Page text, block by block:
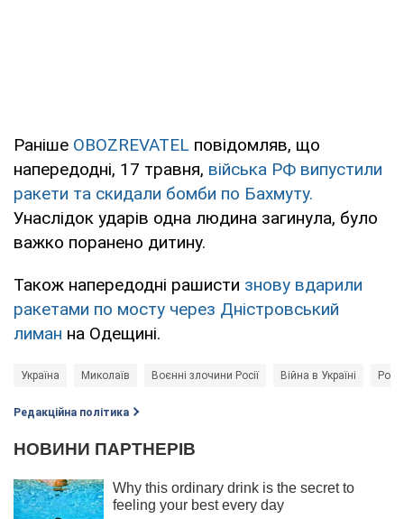
Раніше OBOZREVATEL повідомляв, що
напередодні, 17 травня, війська РФ випустили
ракети та скидали бомби по Бахмуту.
Унаслідок ударів одна людина загинула, було
важко поранено дитину.
Також напередодні рашисти знову вдарили
ракетами по мосту через Дністровський
лиман на Одещині.
Україна Миколаїв Воєнні злочини Росії Війна в Україні
Редакційна політика